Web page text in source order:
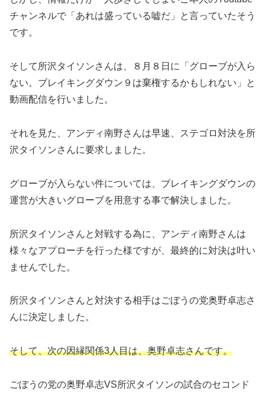
チャンネルで「あれは盛っている嘘だ」と言っていたそう
です。
そして所沢タイソンさんは、８月８日に「グローブが入ら
ない。ブレイキングダウン９は棄権するかもしれない」と
動画配信を行いました。
それを見た、アンディ南野さんは早速、ステゴロ対決を所
沢タイソンさんに要求しました。
グローブが入らない件については、ブレイキングダウンの
運営が大きいグローブを用意する事で解決しました。
所沢タイソンさんと対戦する為に、アンディ南野さんは
様々なアプローチを行った様ですが、最終的に対決は叶い
ませんでした。
所沢タイソンさんと対決する相手はごぼうの党奥野卓志さ
んに決定しました。
そして、次の因縁関係3人目は、奥野卓志さんです。
ごぼうの党の奥野卓志VS所沢タイソンの試合のセコンド